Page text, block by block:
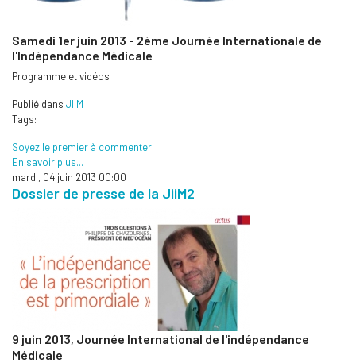
Samedi 1er juin 2013 - 2ème Journée Internationale de
l'Indépendance Médicale
Programme et vidéos
Publié dans JIIM
Tags:
Soyez le premier à commenter!
En savoir plus...
mardi, 04 juin 2013 00:00
Dossier de presse de la JiiM2
9 juin 2013, Journée International de l'indépendance
Médicale